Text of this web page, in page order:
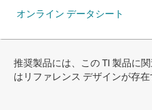
推奨製品には、この TI 製品に
はリファレンス デザインが存在